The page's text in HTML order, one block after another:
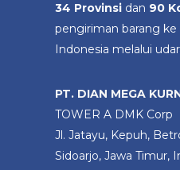
34 Provinsi dan 90
pengiriman barang ke
Indonesia melalui
PT. DIAN MEGA
TOWER A DMK Corp
Jl. Jatayu, Kepuh,
Sidoarjo, Jawa Timur,